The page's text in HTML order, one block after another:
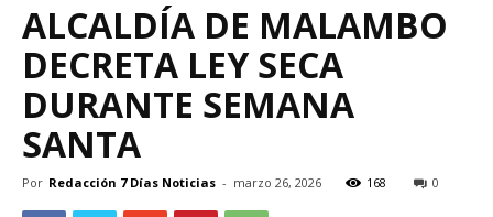
ALCALDÍA DE MALAMBO
DECRETA LEY SECA
DURANTE SEMANA
SANTA
Por Redacción 7 Días Noticias - marzo 26, 2026 168 0